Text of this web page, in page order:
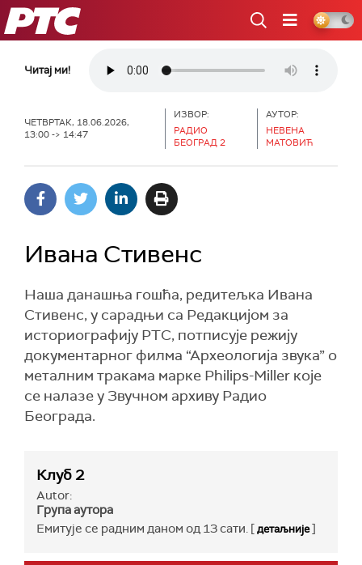
РТС
Читај ми!
ЧЕТВРТАК, 18.06.2026,
13:00 -> 14:47
ИЗВОР:
РАДИО
БЕОГРАД 2
АУТОР:
НЕВЕНА
МАТОВИЋ
Ивана Стивенс
Наша данашња гошћа, редитељка Ивана
Стивенс, у сарадњи са Редакцијом за
историографију РТС, потписује режију
документарног филма “Археологија звука” о
металним тракама марке Philips-Miller које
се налазе у Звучном архиву Радио
Београда.
Клуб 2
Autor:
Група аутора
Емитује се радним даном од 13 сати. [детаљније]